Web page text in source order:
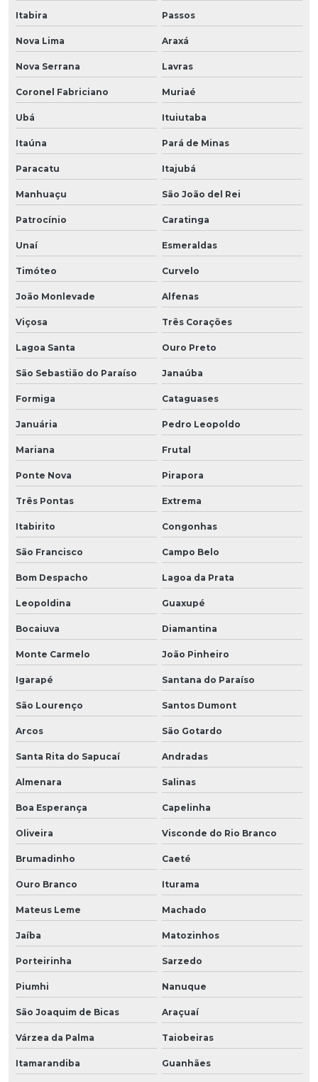
Itabira Passos
Nova Lima Araxá
Nova Serrana Lavras
Coronel Fabriciano Muriaé
Ubá Ituiutaba
Itaúna Pará de Minas
Paracatu Itajubá
Manhuaçu São João del Rei
Patrocínio Caratinga
Unaí Esmeraldas
Timóteo Curvelo
João Monlevade Alfenas
Viçosa Três Corações
Lagoa Santa Ouro Preto
São Sebastião do Paraíso Janaúba
Formiga Cataguases
Januária Pedro Leopoldo
Mariana Frutal
Ponte Nova Pirapora
Três Pontas Extrema
Itabirito Congonhas
São Francisco Campo Belo
Bom Despacho Lagoa da Prata
Leopoldina Guaxupé
Bocaiuva Diamantina
Monte Carmelo João Pinheiro
Igarapé Santana do Paraíso
São Lourenço Santos Dumont
Arcos São Gotardo
Santa Rita do Sapucaí Andradas
Almenara Salinas
Boa Esperança Capelinha
Oliveira Visconde do Rio Branco
Brumadinho Caeté
Ouro Branco Iturama
Mateus Leme Machado
Jaíba Matozinhos
Porteirinha Sarzedo
Piumhi Nanuque
São Joaquim de Bicas Araçuaí
Várzea da Palma Taiobeiras
Itamarandiba Guanhães